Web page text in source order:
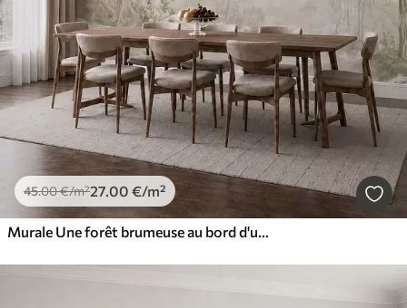
45.00€/m²27.00 €/m²
Murale Une forêt brumeuse au bord d'un plan d'eau paisible, dans des tons pastel naturels et doux